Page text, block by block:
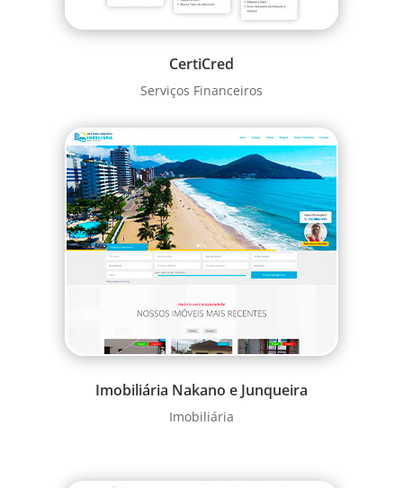
CertiCred
Serviços Financeiros
Imobiliária Nakano e Junqueira
Imobiliária